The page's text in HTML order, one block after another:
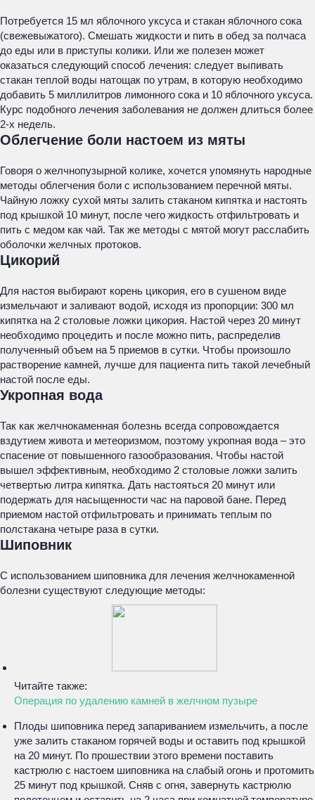
Потребуется 15 мл яблочного уксуса и стакан яблочного сока
(свежевыжатого). Смешать жидкости и пить в обед за полчаса
до еды или в приступы колики. Или же полезен может
оказаться следующий способ лечения: следует выпивать
стакан теплой воды натощак по утрам, в которую необходимо
добавить 5 миллилитров лимонного сока и 10 яблочного уксуса.
Курс подобного лечения заболевания не должен длиться более
2-х недель.
Облегчение боли настоем из мяты
Говоря о желчнопузырной колике, хочется упомянуть народные
методы облегчения боли с использованием перечной мяты.
Чайную ложку сухой мяты залить стаканом кипятка и настоять
под крышкой 10 минут, после чего жидкость отфильтровать и
пить с медом как чай. Так же методы с мятой могут расслабить
оболочки желчных протоков.
Цикорий
Для настоя выбирают корень цикория, его в сушеном виде
измельчают и заливают водой, исходя из пропорции: 300 мл
кипятка на 2 столовые ложки цикория. Настой через 20 минут
необходимо процедить и после можно пить, распределив
полученный объем на 5 приемов в сутки. Чтобы произошло
растворение камней, лучше для пациента пить такой лечебный
настой после еды.
Укропная вода
Так как желчнокаменная болезнь всегда сопровождается
вздутием живота и метеоризмом, поэтому укропная вода – это
спасение от повышенного газообразования. Чтобы настой
вышел эффективным, необходимо 2 столовые ложки залить
четвертью литра кипятка. Дать настояться 20 минут или
подержать для насыщенности час на паровой бане. Перед
приемом настой отфильтровать и принимать теплым по
полстакана четыре раза в сутки.
Шиповник
С использованием шиповника для лечения желчнокаменной
болезни существуют следующие методы:
Читайте также:
Операция по удалению камней в желчном пузыре
Плоды шиповника перед запариванием измельчить, а после
уже залить стаканом горячей воды и оставить под крышкой
на 20 минут. По прошествии этого времени поставить
кастрюлю с настоем шиповника на слабый огонь и протомить
25 минут под крышкой. Сняв с огня, завернуть кастрюлю